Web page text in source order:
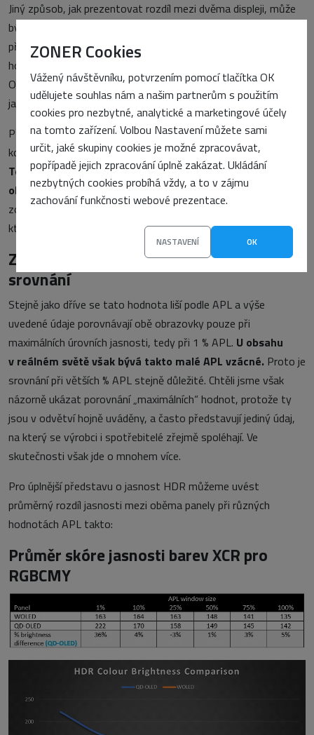
ZONER Cookies
Vážený návštěvníku, potvrzením pomocí tlačítka OK
udělujete souhlas nám a našim partnerům s použitím
cookies pro nezbytné, analytické a marketingové účely
na tomto zařízení. Volbou Nastavení můžete sami
určit, jaké skupiny cookies je možné zpracovávat,
popřípadě jejich zpracování úplně zakázat. Ukládání
nezbytných cookies probíhá vždy, a to v zájmu
zachování funkčnosti webové prezentace.
NASTAVENÍ OK
Jiný způsob, jak prezentovat rozdíl mezi dvěma displeji, může
být například v podobě skládaného grafu, kde spodní část
představuje skóre XCR pro barvy RGBCMY na panelu WOLED a
horní část zahrnuje dodatečnou plochu pokrytou na panelu QD-
OLED. Procentuální údaje pak potvrzují, o kolik vyšší je vnímaná
jasnost na panelu QD-OLED pro každou barvu.
Při porovnávání dvou displejů může být velmi užitečná
kombinace měření jasu barev a následného výpočtu skóre XCR.
To představuje komplexní údaj o celkové jasnosti
obrazovkypři skutečném používání, a ne pouze při
zobrazování bílé barvy. Zároveň poskytuje srovnávací údaje,
které se vztahují k rozdílům ve vnímání jasu v reálném světě.
Zohlednění různých APL a spravedlivé
srovnání
Stejně jako dříve se tato hodnota liší podle APL a výše
uvedené údaje porovnávají obě obrazovky pouze při
maximálních úrovních jasnosti, tedy při 1 % APL. U obsahu
v reálném světě však bývá takto malé APL vzácné. Proto je
srovnání při větších % APL stejně důležité. Chtěli jsme však
názorně ukázat porovnání „maximálních“ hodnot, protože ty
jsou v odvětví hojně uváděny, a často představují jediný údaj,
na který se výrobci i spotřebitelé zřejmě spoléhají. Ve
skutečnosti však jde o mnohem více.
Pro úplnější představu o jasnost HDR můžeme uvést
průměrný rozdíl jasnosti mezi oběma panely při různých
hodnotách APL takto:
Průměr skóre jasnosti barev XCR pro
RGBCMY